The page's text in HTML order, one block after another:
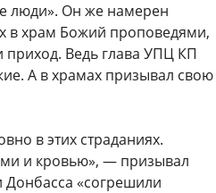
люди». Он же намерен
в храм Божий проповедями,
приход. Ведь глава УПЦ КП
А в храмах призывал свою
в этих страданиях.
и кровью», — призывал
«согрешили